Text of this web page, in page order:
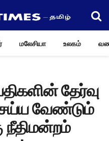
மலேசியா உலகம்
தேர்வு
வேண்டும்
நீதிமன்றம்